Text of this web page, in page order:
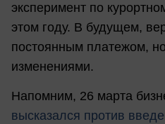
эксперимент по
этом году. В будущем,
постоянным платежом,
изменениями.
Напомним, 26 марта
высказался против